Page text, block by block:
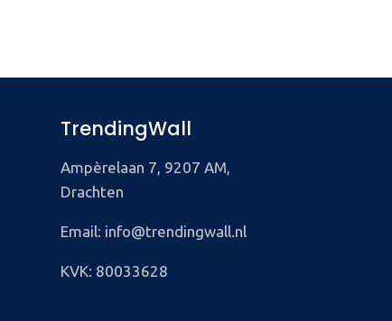
TrendingWall
Ampèrelaan 7, 9207 AM,
Drachten
Email: info@trendingwall.nl
KVK: 80033628